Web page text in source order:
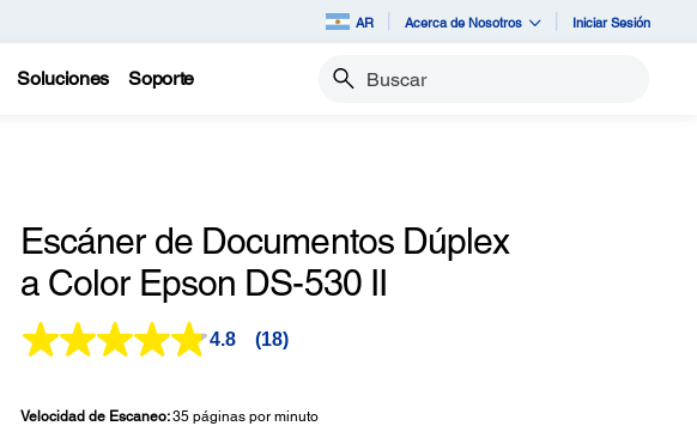
AR Acerca de Nosotros Iniciar Sesión
Soluciones Soporte Buscar
Escáner de Documentos Dúplex
a Color Epson DS-530 II
4.8
Lea
Enlace
en
(18)
Velocidad de Escaneo:35 páginas por minuto